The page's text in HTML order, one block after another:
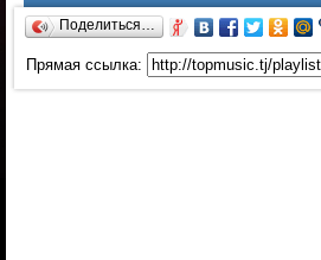
Поделиться…
Прямая ссылка: